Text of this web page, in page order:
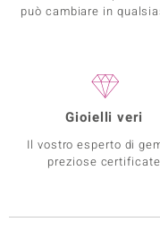
può cambiare in
Gioielli veri
Il vostro esperto di
preziose certificate